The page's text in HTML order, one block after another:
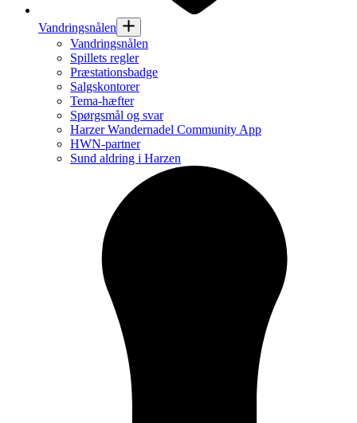
Vandringsnålen
Vandringsnålen
Spillets regler
Præstationsbadge
Salgskontorer
Tema-hæfter
Spørgsmål og svar
Harzer Wandernadel Community App
HWN-partner
Sund aldring i Harzen